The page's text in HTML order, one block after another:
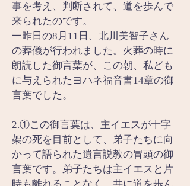
事を考え、判断されて、道を歩んで
来られたのです。
一昨日の8月11日、北川美智子さん
の葬儀が行われました。火葬の時に
朗読した御言葉が、この朝、私ども
に与えられたヨハネ福音書14章の御
言葉でした。
2.①この御言葉は、主イエスが十字
架の死を目前として、弟子たちに向
かって語られた遺言説教の冒頭の御
言葉です。弟子たちは主イエスと片